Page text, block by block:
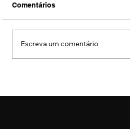
Comentários
Escreva um comentário